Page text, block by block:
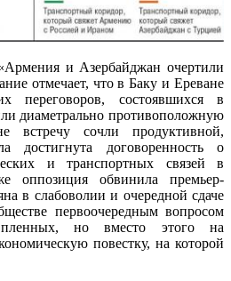
и Азербайджан очертили
отмечает, что в Баку и Ереване
переговоров, состоявшихся в
диаметрально противоположную
встречу сочли продуктивной,
достигнута договоренность о
и транспортных связей в
обвинила премьер-
в слабоволии и очередной сдаче
первоочередным вопросом
пленных, но вместо этого на
повестку, на которой